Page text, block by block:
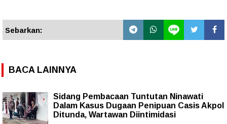
Sebarkan:
BACA LAINNYA
Sidang Pembacaan Tuntutan Ninawati
Dalam Kasus Dugaan Penipuan Casis Akpol
Ditunda, Wartawan Diintimidasi